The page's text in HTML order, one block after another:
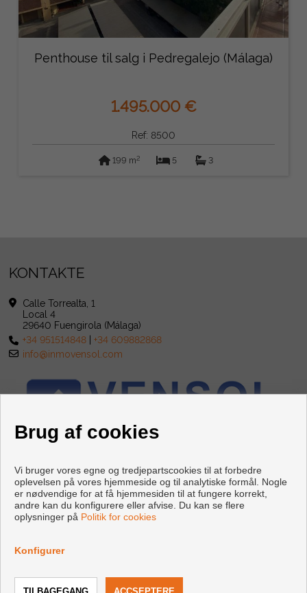
Penthouse til salg i Pedregalejo (Málaga)
1.495.000 €
Ref: 8500
199 m2 5 3
KONTAKTE
Calle Torrealta, 1
Local 4
29640 Fuengirola (Málaga)
+34 951514848 |+34 609882868
info@inmovensol.com
Brug af cookies
Vi bruger vores egne og tredjepartscookies til at forbedre
oplevelsen på vores hjemmeside og til analytiske formål. Nogle
er nødvendige for at få hjemmesiden til at fungere korrekt,
andre kan du konfigurere eller afvise. Du kan se flere
oplysninger på Politik for cookies
Konfigurer